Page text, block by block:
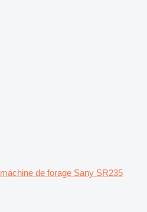
machine de forage Sany SR235